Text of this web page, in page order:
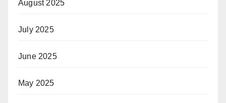
August 2025
July 2025
June 2025
May 2025